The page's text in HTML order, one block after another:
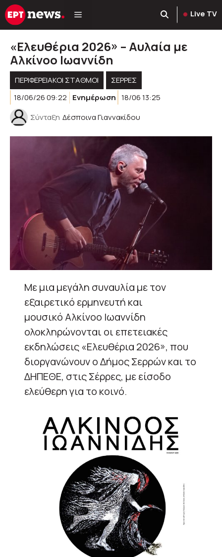
Μετάβαση
σε
Live TV
«Ελευθέρια 2026» – Αυλαία με
Αλκίνοο Ιωαννίδη
ΠΕΡΙΦΕΡΕΙΑΚΟΊ ΣΤΑΘΜΟΊ
ΣΕΡΡΕΣ
18/06/26 09:22
Ενημέρωση 18/06 13:25
Σύνταξη Δέσποινα Γιαννακίδου
Με μια μεγάλη συναυλία με τον
εξαιρετικό ερμηνευτή και
μουσικό Αλκίνοο Ιωαννίδη
ολοκληρώνονται οι επετειακές
εκδηλώσεις «Ελευθέρια 2026», που
διοργανώνουν ο Δήμος Σερρών και το
ΔΗΠΕΘΕ, στις Σέρρες, με είσοδο
ελεύθερη για το κοινό.